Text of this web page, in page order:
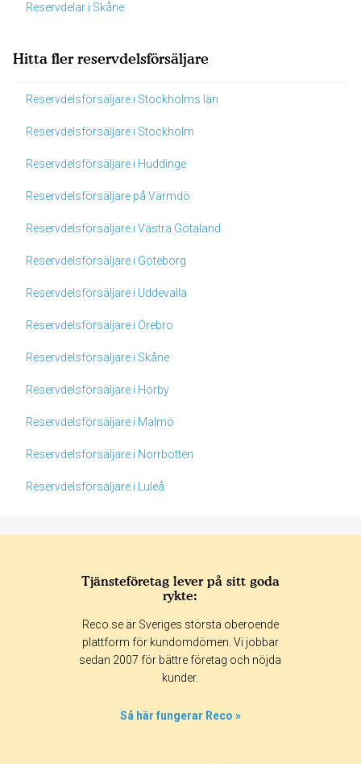
Reservdelar i Skåne
Hitta fler reservdelsförsäljare
Reservdelsförsäljare i Stockholms län
Reservdelsförsäljare i Stockholm
Reservdelsförsäljare i Huddinge
Reservdelsförsäljare på Värmdö
Reservdelsförsäljare i Västra Götaland
Reservdelsförsäljare i Göteborg
Reservdelsförsäljare i Uddevalla
Reservdelsförsäljare i Örebro
Reservdelsförsäljare i Skåne
Reservdelsförsäljare i Hörby
Reservdelsförsäljare i Malmö
Reservdelsförsäljare i Norrbotten
Reservdelsförsäljare i Luleå
365 dagar 90 dagar
30 dagar
Tjänsteföretag lever på sitt goda
rykte:
Reco.se är Sveriges största oberoende
plattform för kundomdömen. Vi jobbar
sedan 2007 för bättre företag och nöjda
kunder.
Så här fungerar Reco »